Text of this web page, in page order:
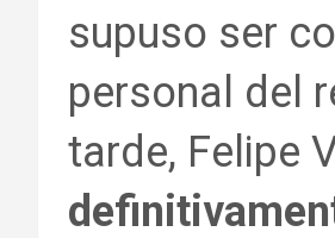
supuso ser
personal del
tarde, Felipe